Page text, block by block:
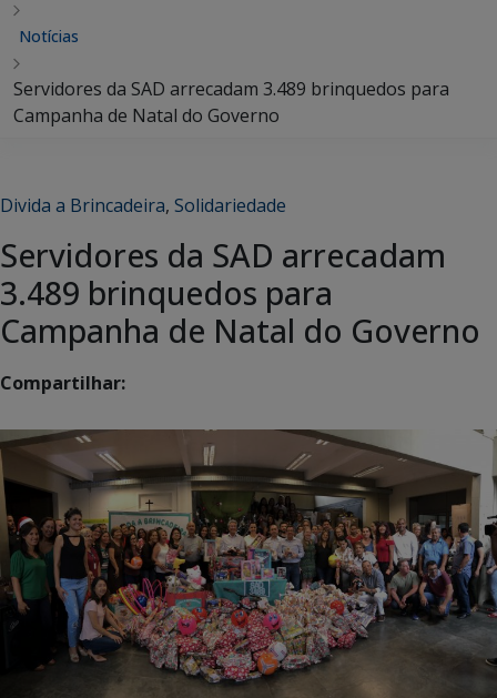
Notícias
Servidores da SAD arrecadam 3.489 brinquedos para
Campanha de Natal do Governo
Divida a Brincadeira, Solidariedade
Servidores da SAD arrecadam
3.489 brinquedos para
Campanha de Natal do Governo
Compartilhar: